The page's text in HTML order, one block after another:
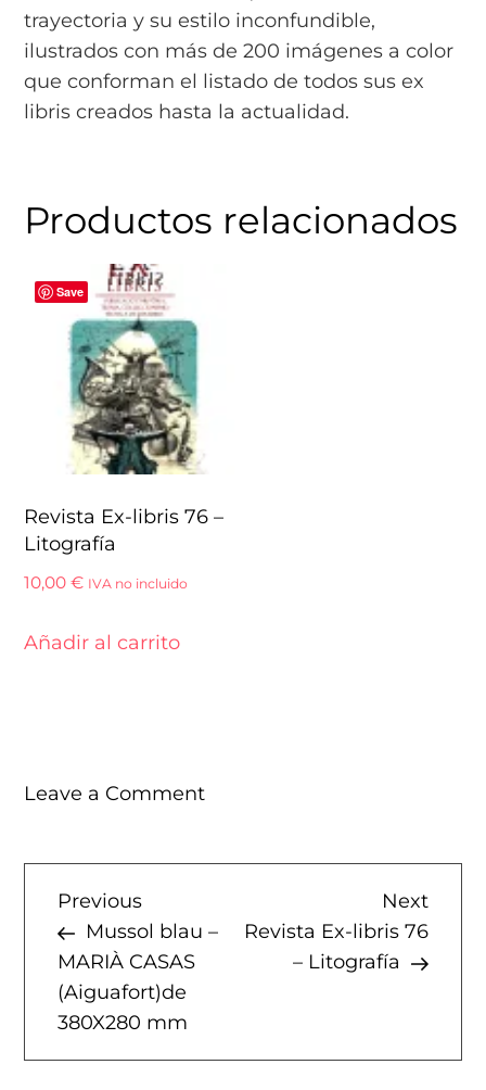
trayectoria y su estilo inconfundible,
ilustrados con más de 200 imágenes a color
que conforman el listado de todos sus ex
libris creados hasta la actualidad.
Productos relacionados
Save
Revista Ex-libris 76 –
Litografía
10,00€ IVA no incluido
Añadir al carrito
Leave a Commenton
N
a
v
e
Previous
Post
Previous
Mussol blau –
MARIÀ CASAS
(Aiguafort)de
380X280 mm
Next
Post
Next
Revista Ex-libris 76
– Litografía